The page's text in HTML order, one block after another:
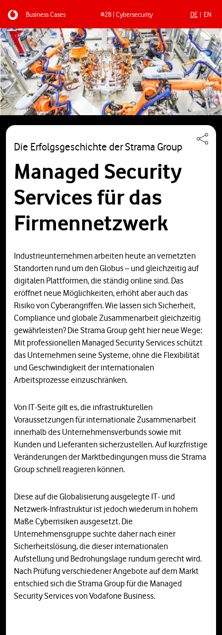
Direkt zum Inhalt
Business Cases #28 | Cybersecurity DE EN
Die Erfolgsgeschichte der Strama Group
Managed Security
Services für das
Firmennetzwerk
Industrieunternehmen arbeiten heute an vernetzten
Standorten rund um den Globus – und gleichzeitig auf
digitalen Plattformen, die ständig online sind. Das
eröffnet neue Möglichkeiten, erhöht aber auch das
Risiko von Cyberangriffen. Wie lassen sich Sicherheit,
Compliance und globale Zusammenarbeit gleichzeitig
gewährleisten? Die Strama Group geht hier neue Wege:
Mit professionellen Managed Security Services schützt
das Unternehmen seine Systeme, ohne die Flexibilität
und Geschwindigkeit der internationalen
Arbeitsprozesse einzuschränken.
Von IT-Seite gilt es, die infrastrukturellen
Voraussetzungen für internationale Zusammenarbeit
innerhalb des Unternehmensverbunds sowie mit
Kunden und Lieferanten sicherzustellen. Auf kurzfristige
Veränderungen der Marktbedingungen muss die Strama
Group schnell reagieren können.
Diese auf die Globalisierung ausgelegte IT- und
Netzwerk-Infrastruktur ist jedoch wiederum in hohem
Maße Cyberrisiken ausgesetzt. Die
Unternehmensgruppe suchte daher nach einer
Sicherheitslösung, die dieser internationalen
Aufstellung und Bedrohungslage rundum gerecht wird.
Nach Prüfung verschiedener Angebote auf dem Markt
entschied sich die Strama Group für die Managed
Security Services von Vodafone Business.